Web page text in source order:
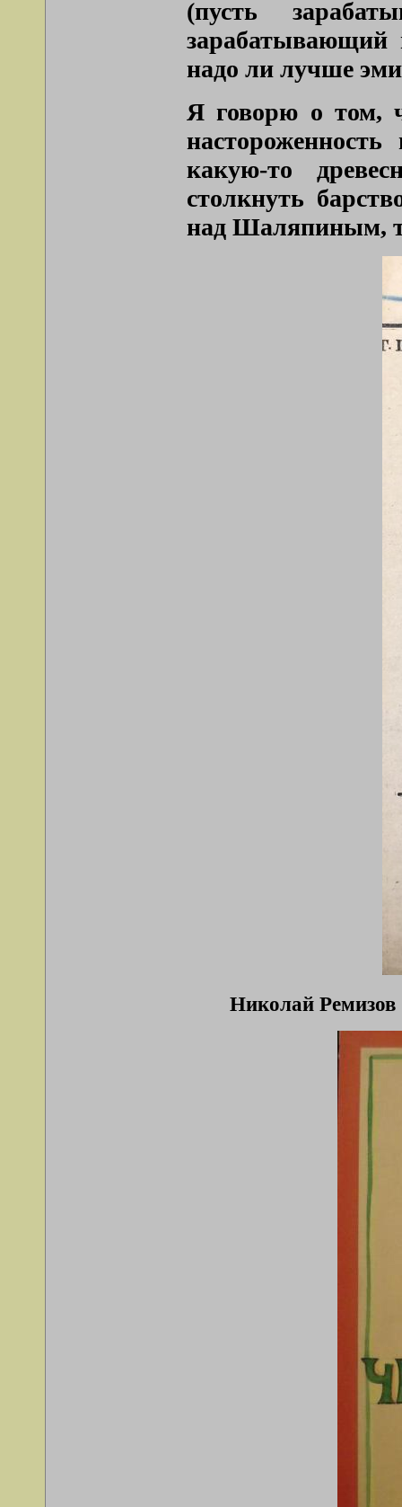
(пусть
зарабатывающий
надо ли лучше
Я говорю о том,
какую-то
столкнуть
над Шаляпиным,
Николай Ремизов